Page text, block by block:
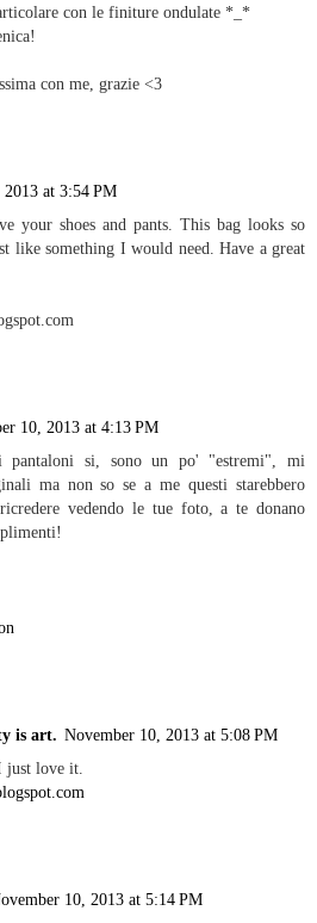
con le finiture ondulate *_*
con me, grazie <3
at 3:54 PM
your shoes and pants. This bag looks so
like something I would need. Have a great
10, 2013 at 4:13 PM
pantaloni si, sono un po' "estremi", mi
ma non so se a me questi starebbero
vedendo le tue foto, a te donano
is art. November 10, 2013 at 5:08 PM
just love it.
10, 2013 at 5:14 PM